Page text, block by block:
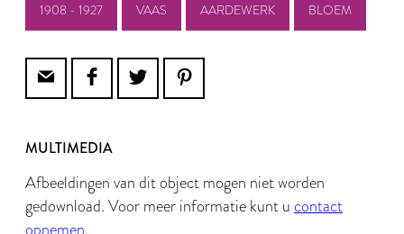
1908 - 1927 VAAS AARDEWERK BLOEM
MULTIMEDIA
Afbeeldingen van dit object mogen niet worden
gedownload. Voor meer informatie kunt u contact